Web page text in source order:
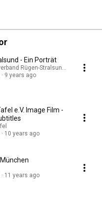
- Ein Porträt
Rügen-Stralsund e. V.
9 years ago
e.V. Image Film -
10 years ago
11 years ago